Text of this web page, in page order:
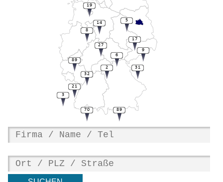
31
9
89
17
6
5
14
19
8
27
3
32
21
70
2
89